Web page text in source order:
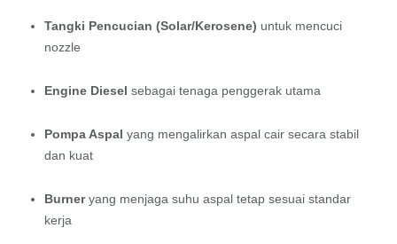
Tangki Pencucian (Solar/Kerosene) untuk mencuci
nozzle
Engine Diesel sebagai tenaga penggerak utama
Pompa Aspal yang mengalirkan aspal cair secara stabil
dan kuat
Burneryang menjaga suhu aspal tetap sesuai standar
kerja